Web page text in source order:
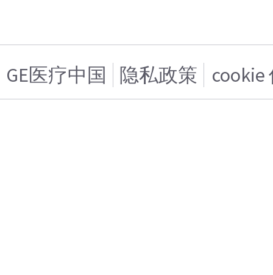
GE医疗中国 隐私政策 cookie